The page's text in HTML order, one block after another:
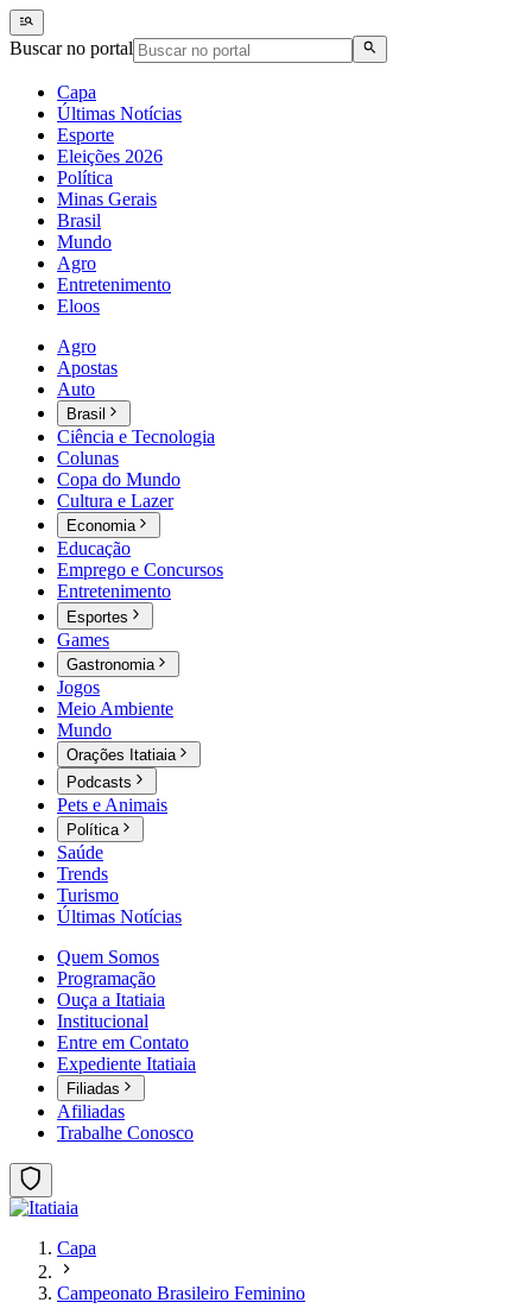
Buscar no portal
Capa
Últimas Notícias
Esporte
Eleições 2026
Política
Minas Gerais
Brasil
Mundo
Agro
Entretenimento
Eloos
Agro
Apostas
Auto
Brasil
Ciência e Tecnologia
Colunas
Copa do Mundo
Cultura e Lazer
Economia
Educação
Emprego e Concursos
Entretenimento
Esportes
Games
Gastronomia
Jogos
Meio Ambiente
Mundo
Orações Itatiaia
Podcasts
Pets e Animais
Política
Saúde
Trends
Turismo
Últimas Notícias
Quem Somos
Programação
Ouça a Itatiaia
Institucional
Entre em Contato
Expediente Itatiaia
Filiadas
Afiliadas
Trabalhe Conosco
Capa
Campeonato Brasileiro Feminino